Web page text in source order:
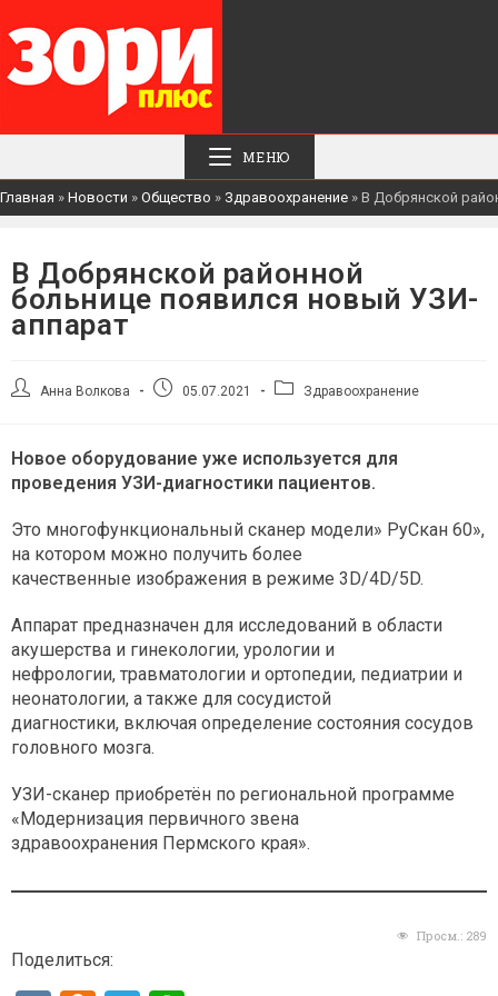
МЕНЮ
Главная » Новости » Общество » Здравоохранение » В Добрянской
В Добрянской районной
больнице появился новый УЗИ-
аппарат
АвторАнна Волкова
Запись05.07.2021
РубрикаЗдравоохранение
Новое оборудование уже используется для
проведения УЗИ-диагностики пациентов.
Это многофункциональный сканер модели» РуСкан 60»,
на котором можно получить более
качественные изображения в режиме 3D/4D/5D.
Аппарат предназначен для исследований в области
акушерства и гинекологии, урологии и
нефрологии, травматологии и ортопедии, педиатрии и
неонатологии, а также для сосудистой
диагностики, включая определение состояния сосудов
головного мозга.
УЗИ-сканер приобретён по региональной программе
«Модернизация первичного звена
здравоохранения Пермского края».
Просм.: 289
Поделиться: